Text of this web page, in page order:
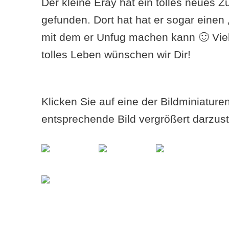
gefunden. Dort hat hat er sogar einen
mit dem er Unfug machen kann 🙂
tolles Leben wünschen wir Dir!
Klicken Sie auf eine der
entsprechende Bild vergrößert